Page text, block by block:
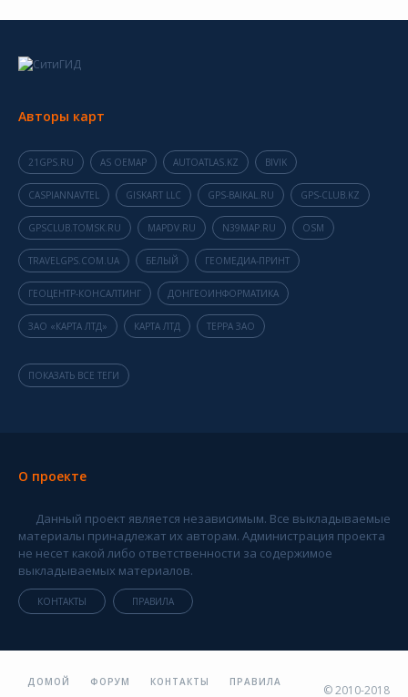
Авторы карт
21GPS.RU AS OEMAP AUTOATLAS.KZ BIVIK
CASPIANNAVTEL GISKART LLC GPS-BAIKAL.RU GPS-CLUB.KZ
GPSCLUB.TOMSK.RU MAPDV.RU N39MAP.RU OSM
TRAVELGPS.COM.UA БЕЛЫЙ ГЕОМЕДИА-ПРИНТ
ГЕОЦЕНТР-КОНСАЛТИНГ ДОНГЕОИНФОРМАТИКА
ЗАО «КАРТА ЛТД» КАРТА ЛТД ТЕРРА ЗАО
ПОКАЗАТЬ ВСЕ ТЕГИ
О проекте
Данный проект является независимым. Все выкладываемые
материалы принадлежат их авторам. Администрация проекта
не несет какой либо ответственности за содержимое
выкладываемых материалов.
КОНТАКТЫ ПРАВИЛА
ДОМОЙ ФОРУМ КОНТАКТЫ ПРАВИЛА
© 2010-2018